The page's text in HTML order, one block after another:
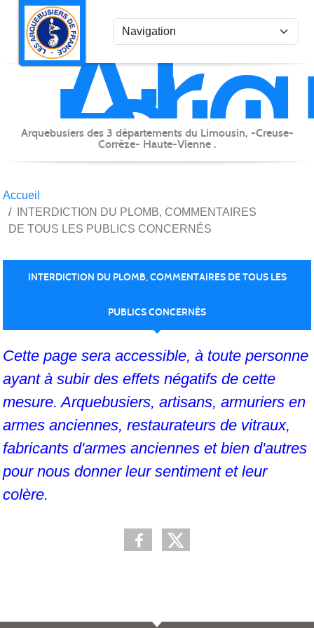
du
Arquebusiers des 3 départements du Limousin, -Creuse-
Corrèze- Haute-Vienne .
Accueil
INTERDICTION DU PLOMB, COMMENTAIRES
DE TOUS LES PUBLICS CONCERNÉS
INTERDICTION DU PLOMB, COMMENTAIRES DE TOUS LES
PUBLICS CONCERNÉS
Cette page sera accessible, à toute personne
ayant à subir des effets négatifs de cette
mesure. Arquebusiers, artisans, armuriers en
armes anciennes, restaurateurs de vitraux,
fabricants d'armes anciennes et bien d'autres
pour nous donner leur sentiment et leur
colère.
Panneau de gestion des cookies